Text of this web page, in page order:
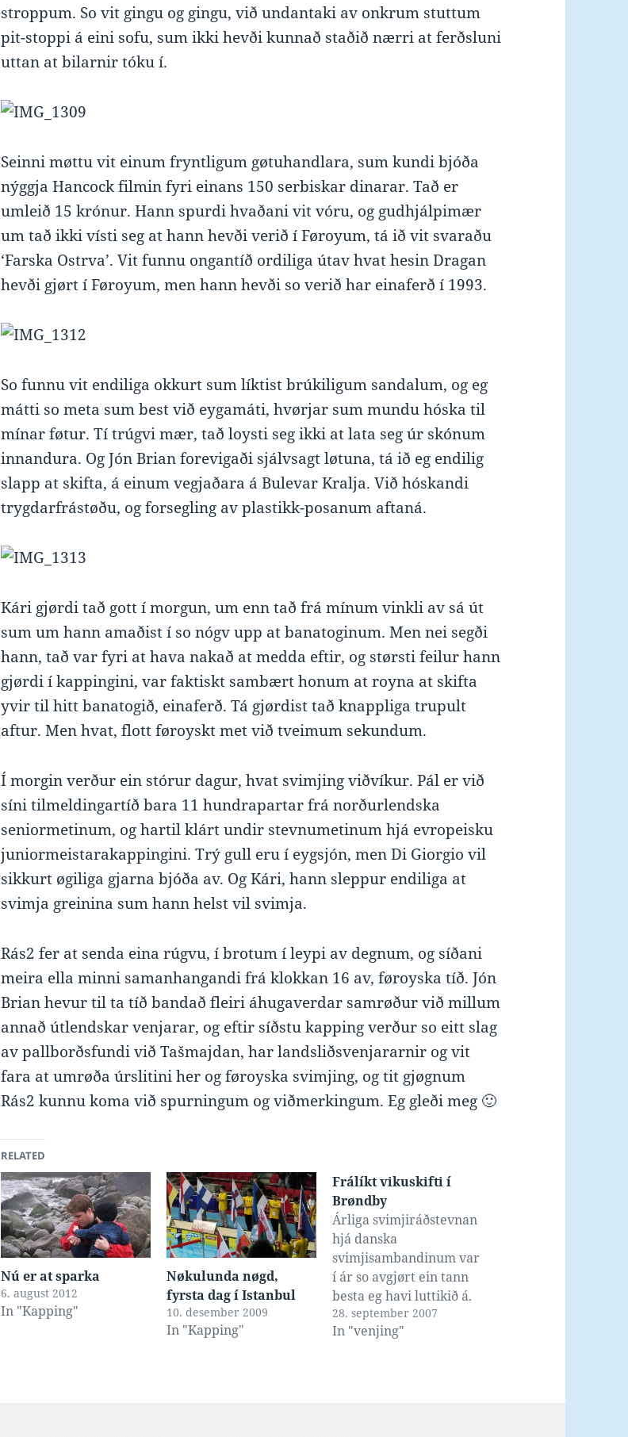
stroppum. So vit gingu og gingu, við undantaki av onkrum stuttum
pit-stoppi á eini sofu, sum ikki hevði kunnað staðið nærri at ferðsluni
uttan at bilarnir tóku í.
Seinni møttu vit einum fryntligum gøtuhandlara, sum kundi bjóða
nýggja Hancock filmin fyri einans 150 serbiskar dinarar. Tað er
umleið 15 krónur. Hann spurdi hvaðani vit vóru, og gudhjálpimær
um tað ikki vísti seg at hann hevði verið í Føroyum, tá ið vit svaraðu
‘Farska Ostrva’. Vit funnu ongantíð ordiliga útav hvat hesin Dragan
hevði gjørt í Føroyum, men hann hevði so verið har einaferð í 1993.
So funnu vit endiliga okkurt sum líktist brúkiligum sandalum, og eg
mátti so meta sum best við eygamáti, hvørjar sum mundu hóska til
mínar føtur. Tí trúgvi mær, tað loysti seg ikki at lata seg úr skónum
innandura. Og Jón Brian forevigaði sjálvsagt løtuna, tá ið eg endilig
slapp at skifta, á einum vegjaðara á Bulevar Kralja. Við hóskandi
trygdarfrástøðu, og forsegling av plastikk-posanum aftaná.
Kári gjørdi tað gott í morgun, um enn tað frá mínum vinkli av sá út
sum um hann amaðist í so nógv upp at banatoginum. Men nei segði
hann, tað var fyri at hava nakað at medda eftir, og størsti feilur hann
gjørdi í kappingini, var faktiskt sambært honum at royna at skifta
yvir til hitt banatogið, einaferð. Tá gjørdist tað knappliga trupult
aftur. Men hvat, flott føroyskt met við tveimum sekundum.
Í morgin verður ein stórur dagur, hvat svimjing viðvíkur. Pál er við
síni tilmeldingartíð bara 11 hundrapartar frá norðurlendska
seniormetinum, og hartil klárt undir stevnumetinum hjá evropeisku
juniormeistarakappingini. Trý gull eru í eygsjón, men Di Giorgio vil
sikkurt øgiliga gjarna bjóða av. Og Kári, hann sleppur endiliga at
svimja greinina sum hann helst vil svimja.
Rás2 fer at senda eina rúgvu, í brotum í leypi av degnum, og síðani
meira ella minni samanhangandi frá klokkan 16 av, føroyska tíð. Jón
Brian hevur til ta tíð bandað fleiri áhugaverdar samrøður við millum
annað útlendskar venjarar, og eftir síðstu kapping verður so eitt slag
av pallborðsfundi við Tašmajdan, har landsliðsvenjararnir og vit
fara at umrøða úrslitini her og føroyska svimjing, og tit gjøgnum
Rás2 kunnu koma við spurningum og viðmerkingum. Eg gleði meg 🙂
RELATED
Nú er at sparka
6. august 2012
In "Kapping"
Nøkulunda nøgd,
fyrsta dag í Istanbul
10. desember 2009
In "Kapping"
Frálíkt vikuskifti í
Brøndby
Árliga svimjiráðstevnan
hjá danska
svimjisambandinum var
í ár so avgjørt ein tann
besta eg havi luttikið á.
Ikki at hinar hava verið
vánaligar; men hendan
28. september 2007
In "venjing"